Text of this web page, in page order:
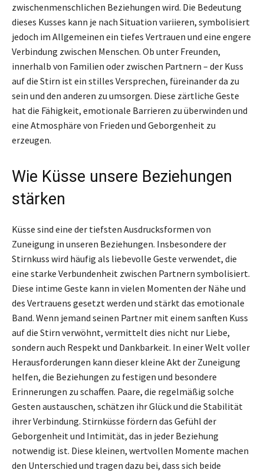
zwischenmenschlichen Beziehungen wird. Die Bedeutung
dieses Kusses kann je nach Situation variieren, symbolisiert
jedoch im Allgemeinen ein tiefes Vertrauen und eine engere
Verbindung zwischen Menschen. Ob unter Freunden,
innerhalb von Familien oder zwischen Partnern – der Kuss
auf die Stirn ist ein stilles Versprechen, füreinander da zu
sein und den anderen zu umsorgen. Diese zärtliche Geste
hat die Fähigkeit, emotionale Barrieren zu überwinden und
eine Atmosphäre von Frieden und Geborgenheit zu
erzeugen.
Wie Küsse unsere Beziehungen
stärken
Küsse sind eine der tiefsten Ausdrucksformen von
Zuneigung in unseren Beziehungen. Insbesondere der
Stirnkuss wird häufig als liebevolle Geste verwendet, die
eine starke Verbundenheit zwischen Partnern symbolisiert.
Diese intime Geste kann in vielen Momenten der Nähe und
des Vertrauens gesetzt werden und stärkt das emotionale
Band. Wenn jemand seinen Partner mit einem sanften Kuss
auf die Stirn verwöhnt, vermittelt dies nicht nur Liebe,
sondern auch Respekt und Dankbarkeit. In einer Welt voller
Herausforderungen kann dieser kleine Akt der Zuneigung
helfen, die Beziehungen zu festigen und besondere
Erinnerungen zu schaffen. Paare, die regelmäßig solche
Gesten austauschen, schätzen ihr Glück und die Stabilität
ihrer Verbindung. Stirnküsse fördern das Gefühl der
Geborgenheit und Intimität, das in jeder Beziehung
notwendig ist. Diese kleinen, wertvollen Momente machen
den Unterschied und tragen dazu bei, dass sich beide